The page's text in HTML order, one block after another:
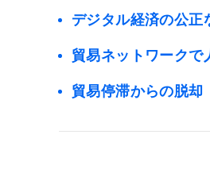
デジタル経済の公正
貿易ネットワークで
貿易停滞からの脱却